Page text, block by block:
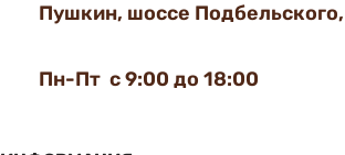
Пушкин, шоссе
Пн-Пт с 9:00 до 18:00